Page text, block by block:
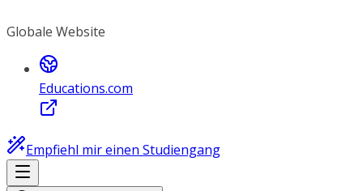
Globale Website
Educations.com
Empfiehl mir einen Studiengang